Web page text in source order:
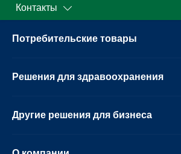
Контакты
Потребительские товары
Решения для здравоохранения
Другие решения для бизнеса